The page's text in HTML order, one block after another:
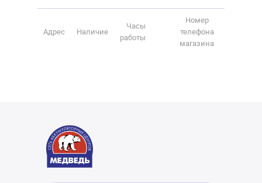
Адрес Наличие
Часы
работы
Номер
телефона
магазина